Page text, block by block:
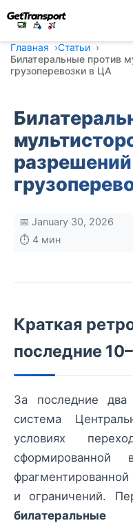
Главная
Статьи
Билатеральные против
грузоперевозки в ЦА
📅 January 30, 2026
⏱️ 4 мин
Краткая
последние
За последние два
система
условиях
и ограничений.
билатеральные